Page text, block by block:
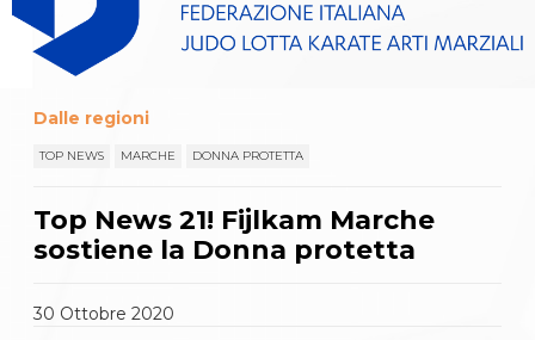
Classifica Società Sportive con più di 100 atleti
tesserati
Dove siamo
Partners
Trasparenza
Judo
Dalle regioni
TOP NEWS MARCHE DONNA PROTETTA
Top News 21! Fijlkam Marche
sostiene la Donna protetta
30 Ottobre2020